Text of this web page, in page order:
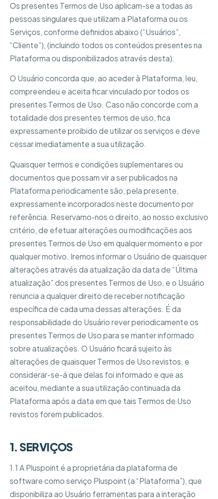
Os presentes Termos de Uso aplicam-se a todas as
pessoas singulares que utilizam a Plataforma ou os
Serviços, conforme definidos abaixo (“Usuários”,
“Cliente”), (incluindo todos os conteúdos presentes na
Plataforma ou disponibilizados através desta).
O Usuário concorda que, ao aceder à Plataforma, leu,
compreendeu e aceita ficar vinculado por todos os
presentes Termos de Uso. Caso não concorde com a
totalidade dos presentes termos de uso, fica
expressamente proibido de utilizar os serviços e deve
cessar imediatamente a sua utilização.
Quaisquer termos e condições suplementares ou
documentos que possam vir a ser publicados na
Plataforma periodicamente são, pela presente,
expressamente incorporados neste documento por
referência. Reservamo-nos o direito, ao nosso exclusivo
critério, de efetuar alterações ou modificações aos
presentes Termos de Uso em qualquer momento e por
qualquer motivo. Iremos informar o Usuário de quaisquer
alterações através da atualização da data de “Última
atualização” dos presentes Termos de Uso, e o Usuário
renuncia a qualquer direito de receber notificação
específica de cada uma dessas alterações. É da
responsabilidade do Usuário rever periodicamente os
presentes Termos de Uso para se manter informado
sobre atualizações. O Usuário ficará sujeito às
alterações de quaisquer Termos de Uso revistos, e
considerar-se-á que delas foi informado e que as
aceitou, mediante a sua utilização continuada da
Plataforma após a data em que tais Termos de Uso
revistos forem publicados.
1. SERVIÇOS
1.1 A Pluspoint é a proprietária da plataforma de
software como serviço Pluspoint (a “Plataforma”), que
disponibiliza ao Usuário ferramentas para a interação